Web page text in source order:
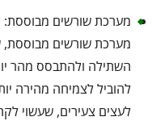
מערכת שורשים מבוססת:
מערכת שורשים מבוססת,
השתילה ולהתבסס מהר
להוביל לצמיחה מהירה
לעצים צעירים, שעשוי